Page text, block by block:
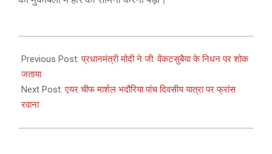
04-
19
Previous Post:प्रधानमंत्री मोदी ने जी. वेंकटसुबैया के निधन पर शोक
जताया
Next Post:​एयर चीफ मार्शल भदौरिया पांच दिवसीय यात्रा पर फ्रांस
रवाना